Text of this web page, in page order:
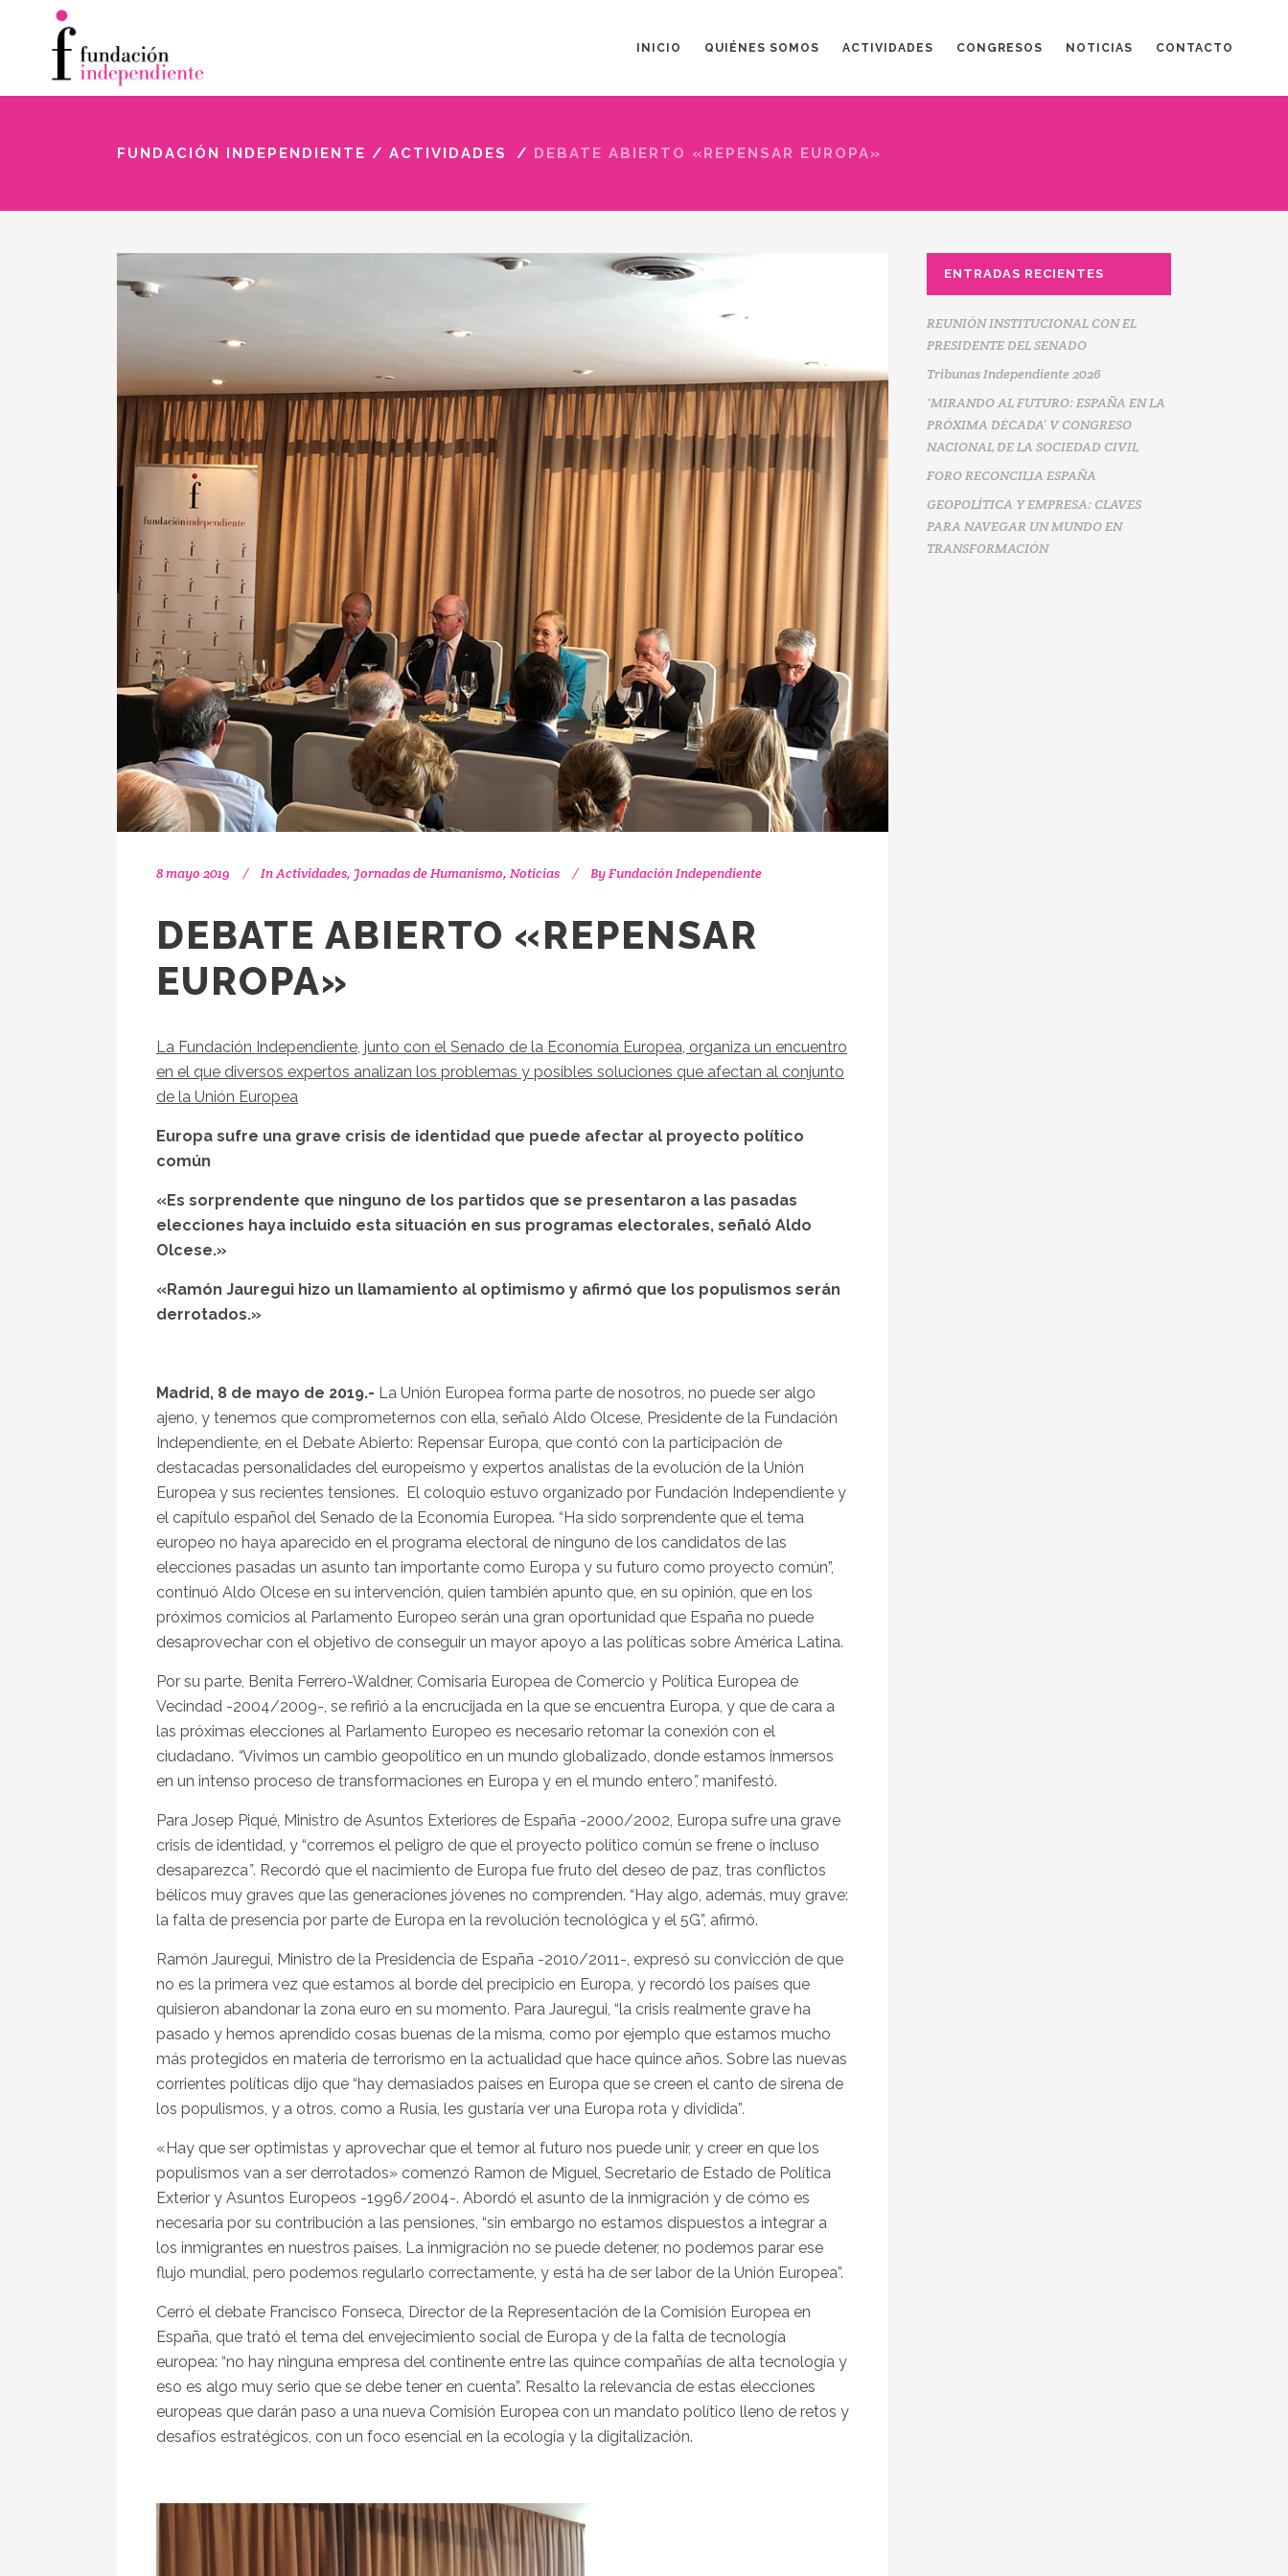
INICIO QUIÉNES SOMOS ACTIVIDADES CONGRESOS NOTICIAS CONTACTO
FUNDACIÓN INDEPENDIENTE / ACTIVIDADES / DEBATE ABIERTO «REPENSAR EUROPA»
8 mayo 2019 InActividades, Jornadas de Humanismo, Noticias ByFundación Independiente
DEBATE ABIERTO «REPENSAR
EUROPA»
La Fundación Independiente, junto con el Senado de la Economía Europea, organiza un encuentro
en el que diversos expertos analizan los problemas y posibles soluciones que afectan al conjunto
de la Unión Europea
Europa sufre una grave crisis de identidad que puede afectar al proyecto político
común
«Es sorprendente que ninguno de los partidos que se presentaron a las pasadas
elecciones haya incluido esta situación en sus programas electorales, señaló Aldo
Olcese.»
«Ramón Jauregui hizo un llamamiento al optimismo y afirmó que los populismos serán
derrotados.»
Madrid, 8 de mayo de 2019.- La Unión Europea forma parte de nosotros, no puede ser algo
ajeno, y tenemos que comprometernos con ella, señaló Aldo Olcese, Presidente de la Fundación
Independiente, en el Debate Abierto: Repensar Europa, que contó con la participación de
destacadas personalidades del europeísmo y expertos analistas de la evolución de la Unión
Europea y sus recientes tensiones. El coloquio estuvo organizado por Fundación Independiente y
el capítulo español del Senado de la Economía Europea. “Ha sido sorprendente que el tema
europeo no haya aparecido en el programa electoral de ninguno de los candidatos de las
elecciones pasadas un asunto tan importante como Europa y su futuro como proyecto común”,
continuó Aldo Olcese en su intervención, quien también apunto que, en su opinión, que en los
próximos comicios al Parlamento Europeo serán una gran oportunidad que España no puede
desaprovechar con el objetivo de conseguir un mayor apoyo a las políticas sobre América Latina.
Por su parte, Benita Ferrero-Waldner, Comisaria Europea de Comercio y Política Europea de
Vecindad -2004/2009-, se refirió a la encrucijada en la que se encuentra Europa, y que de cara a
las próximas elecciones al Parlamento Europeo es necesario retomar la conexión con el
ciudadano. “Vivimos un cambio geopolítico en un mundo globalizado, donde estamos inmersos
en un intenso proceso de transformaciones en Europa y en el mundo entero”, manifestó.
Para Josep Piqué, Ministro de Asuntos Exteriores de España -2000/2002, Europa sufre una grave
crisis de identidad, y “corremos el peligro de que el proyecto político común se frene o incluso
desaparezca”. Recordó que el nacimiento de Europa fue fruto del deseo de paz, tras conflictos
bélicos muy graves que las generaciones jóvenes no comprenden. “Hay algo, además, muy grave:
la falta de presencia por parte de Europa en la revolución tecnológica y el 5G”, afirmó.
Ramón Jauregui, Ministro de la Presidencia de España -2010/2011-, expresó su convicción de que
no es la primera vez que estamos al borde del precipicio en Europa, y recordó los países que
quisieron abandonar la zona euro en su momento. Para Jauregui, “la crisis realmente grave ha
pasado y hemos aprendido cosas buenas de la misma, como por ejemplo que estamos mucho
más protegidos en materia de terrorismo en la actualidad que hace quince años. Sobre las nuevas
corrientes políticas dijo que “hay demasiados países en Europa que se creen el canto de sirena de
los populismos, y a otros, como a Rusia, les gustaría ver una Europa rota y dividida”.
«Hay que ser optimistas y aprovechar que el temor al futuro nos puede unir, y creer en que los
populismos van a ser derrotados» comenzó Ramon de Miguel, Secretario de Estado de Política
Exterior y Asuntos Europeos -1996/2004-. Abordó el asunto de la inmigración y de cómo es
necesaria por su contribución a las pensiones, “sin embargo no estamos dispuestos a integrar a
los inmigrantes en nuestros países. La inmigración no se puede detener, no podemos parar ese
flujo mundial, pero podemos regularlo correctamente, y está ha de ser labor de la Unión Europea”.
Cerró el debate Francisco Fonseca, Director de la Representación de la Comisión Europea en
España, que trató el tema del envejecimiento social de Europa y de la falta de tecnología
europea: “no hay ninguna empresa del continente entre las quince compañías de alta tecnología y
eso es algo muy serio que se debe tener en cuenta”. Resalto la relevancia de estas elecciones
europeas que darán paso a una nueva Comisión Europea con un mandato político lleno de retos y
desafíos estratégicos, con un foco esencial en la ecología y la digitalización.
ENTRADAS RECIENTES
REUNIÓN INSTITUCIONAL CON EL
PRESIDENTE DEL SENADO
Tribunas Independiente 2026
‘MIRANDO AL FUTURO: ESPAÑA EN LA
PRÓXIMA DÉCADA’ V CONGRESO
NACIONAL DE LA SOCIEDAD CIVIL
FORO RECONCILIA ESPAÑA
GEOPOLÍTICA Y EMPRESA: CLAVES
PARA NAVEGAR UN MUNDO EN
TRANSFORMACIÓN